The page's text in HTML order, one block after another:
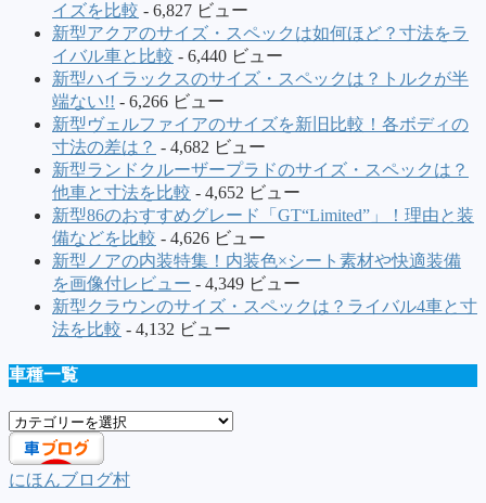
イズを比較 - 6,827 ビュー
新型アクアのサイズ・スペックは如何ほど？寸法をラ
イバル車と比較 - 6,440 ビュー
新型ハイラックスのサイズ・スペックは？トルクが半
端ない!! - 6,266 ビュー
新型ヴェルファイアのサイズを新旧比較！各ボディの
寸法の差は？ - 4,682 ビュー
新型ランドクルーザープラドのサイズ・スペックは？
他車と寸法を比較 - 4,652 ビュー
新型86のおすすめグレード「GT“Limited”」！理由と装
備などを比較 - 4,626 ビュー
新型ノアの内装特集！内装色×シート素材や快適装備
を画像付レビュー - 4,349 ビュー
新型クラウンのサイズ・スペックは？ライバル4車と寸
法を比較 - 4,132 ビュー
車種一覧
車
種
一
覧
にほんブログ村